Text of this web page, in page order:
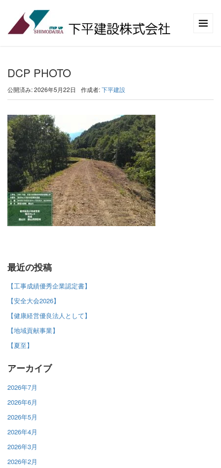
DCP PHOTO
公開済み: 2026年5月22日 作成者:下平建設
最近の投稿
【工事成績優秀企業認定書】
【安全大会2026】
【健康経営優良法人として】
【地域貢献事業】
【夏至】
アーカイブ
2026年7月
2026年6月
2026年5月
2026年4月
2026年3月
2026年2月